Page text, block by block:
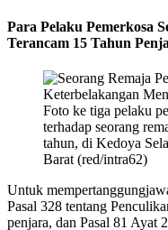
Para Pelaku Pemerkosa
Terancam 15 Tahun
Foto ke tiga pelaku
terhadap seorang
tahun, di Kedoya
Barat (red/intra62)
Untuk
Pasal 328 tentang
penjara, dan Pasal 81 Ayat